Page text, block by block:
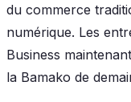
du commerce
numérique. Les
Business
la Bamako de